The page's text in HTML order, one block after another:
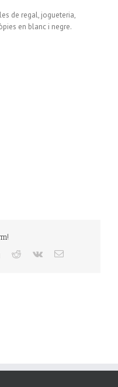
de regal, jogueteria,
en blanc i negre.